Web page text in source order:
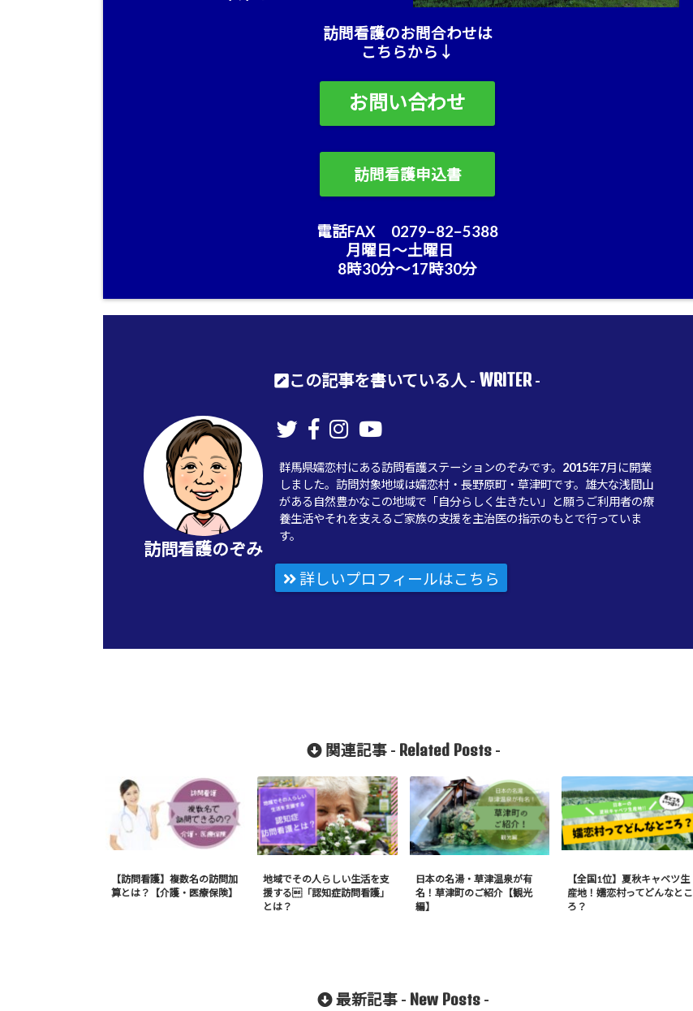
訪問看護のお問合わせは
こちらから↓
お問い合わせ
訪問看護申込書
電話FAX 0279−82−5388
月曜日〜土曜日
8時30分〜17時30分
この記事を書いている人 - WRITER-
訪問看護のぞみ
群馬県嬬恋村にある訪問看護ステーションのぞみです。2015年7月に開業
しました。訪問対象地域は嬬恋村・長野原町・草津町です。雄大な浅間山
がある自然豊かなこの地域で「自分らしく生きたい」と願うご利用者の療
養生活やそれを支えるご家族の支援を主治医の指示のもとで行っていま
す。
詳しいプロフィールはこちら
関連記事 - Related Posts-
【訪問看護】複数名の訪問加
算とは？【介護・医療保険】
地域でその人らしい生活を支
援する「認知症訪問看護」
とは？
日本の名湯・草津温泉が有
名！草津町のご紹介【観光
編】
【全国1位】夏秋キャベツ生
産地！嬬恋村ってどんなとこ
ろ？
最新記事 - New Posts -